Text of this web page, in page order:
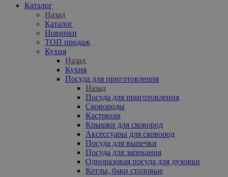
Каталог
Назад
Каталог
Новинки
ТОП продаж
Кухня
Назад
Кухня
Посуда для приготовления
Назад
Посуда для приготовления
Сковороды
Кастрюли
Крышки для сковород
Аксессуары для сковород
Посуда для выпечки
Посуда для запекания
Одноразовая посуда для духовки
Котлы, баки столовые